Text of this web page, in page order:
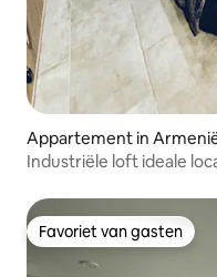
Appartement in
Industriële loft ideale
Favoriet van gasten
Favoriet van gasten